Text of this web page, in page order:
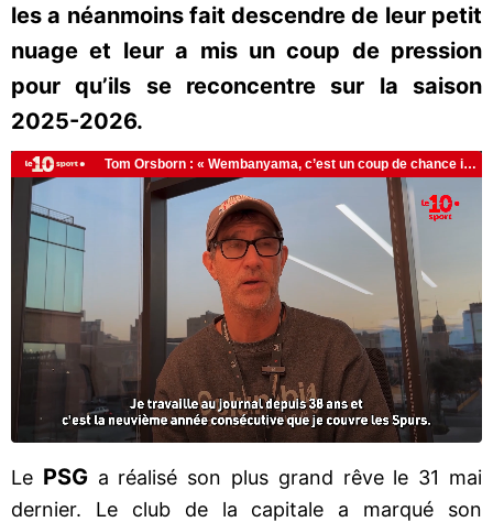
les a néanmoins fait descendre de leur petit
nuage et leur a mis un coup de pression
pour qu’ils se reconcentre sur la saison
2025-2026.
Le PSGa réalisé son plus grand rêve le 31 mai
dernier. Le club de la capitale a marqué son